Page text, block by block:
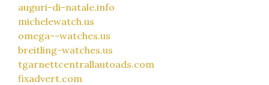
auguri-di-natale.info
michelewatch.us
omega--watches.us
breitling-watches.us
tgarnettcentrallautoads.com
fixadvert.com